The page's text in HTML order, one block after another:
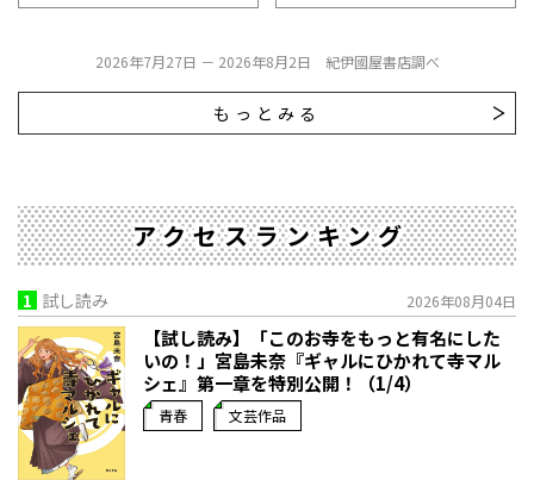
2026年7月27日 － 2026年8月2日 紀伊國屋書店調べ
もっとみる
アクセスランキング
1 試し読み 2026年08月04日
【試し読み】「このお寺をもっと有名にした
いの！」宮島未奈『ギャルにひかれて寺マル
シェ』第一章を特別公開！（1/4）
青春 文芸作品